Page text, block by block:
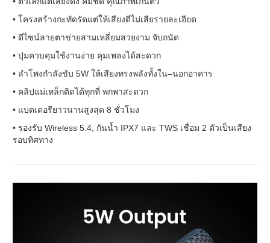
• โครงสร้างกะทัดรัดแต่ให้เสียงดีไม่เสียรายละเอียด
• ดีไซน์ลายตาข่ายสามเหลี่ยมสวยงาม จับถนัด
• ปุ่มควบคุมใช้งานง่าย คุมเพลงได้สะดวก
• ลำโพงกำลังขับ 5W ให้เสียงทรงพลังทั้งใน–นอกอาคาร
• คลิปแม่เหล็กติดได้ทุกที่ พกพาสะดวก
• แบตเตอรียาวนานสูงสุด 8 ชั่วโมง
• รองรับ Wireless 5.4, กันน้ำ IPX7 และ TWS เชื่อม 2 ตัวเป็นเสียง
รอบทิศทาง